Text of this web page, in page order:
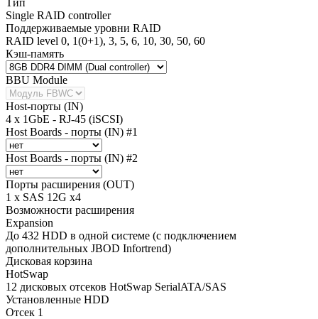
Single RAID controller
Поддерживаемые уровни RAID
RAID level 0, 1(0+1), 3, 5, 6, 10, 30, 50, 60
Кэш-память
BBU Module
Host-порты (IN)
4 x 1GbE - RJ-45 (iSCSI)
Host Boards - порты (IN) #1
Host Boards - порты (IN) #2
Порты расширения (OUT)
1 x SAS 12G x4
Возможности расширения
Expansion
До 432 HDD в одной системе (с подключением
дополнительных JBOD Infortrend)
Дисковая корзина
HotSwap
12 дисковых отсеков HotSwap SerialATA/SAS
Установленные HDD
Отсек 1